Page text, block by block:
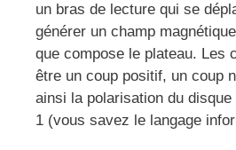
un bras de lecture qui se
générer un champ
que compose le plateau. Les
être un coup positif, un coup
ainsi la polarisation du
1 (vous savez le langage